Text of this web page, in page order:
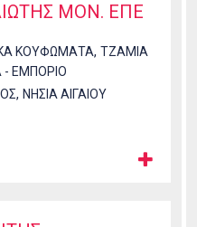
ΜΟΝ. ΕΠΕ
ΚΟΥΦΩΜΑΤΑ, ΤΖΑΜΙΑ
- ΕΜΠΟΡΙΟ
, ΝΗΣΙΑ ΑΙΓΑΙΟΥ